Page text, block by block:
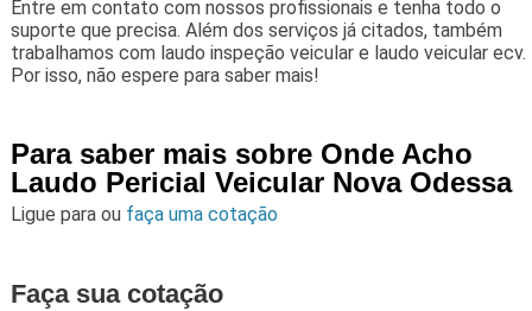
Entre em contato com nossos profissionais e tenha todo o
suporte que precisa. Além dos serviços já citados, também
trabalhamos com laudo inspeção veicular e laudo veicular ecv.
Por isso, não espere para saber mais!
Para saber mais sobre Onde Acho
Laudo Pericial Veicular Nova Odessa
Ligue para ou faça uma cotação
Faça sua cotação